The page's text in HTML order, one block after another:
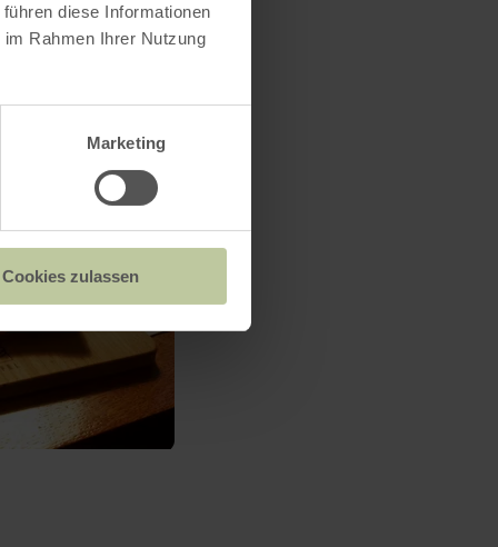
diese Informationen
Rahmen Ihrer Nutzung
Marketing
Cookies zulassen